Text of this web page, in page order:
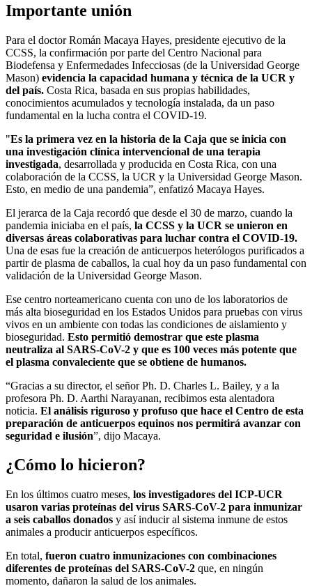
Importante unión
Para el doctor Román Macaya Hayes, presidente ejecutivo de la
CCSS, la confirmación por parte del Centro Nacional para
Biodefensa y Enfermedades Infecciosas (de la Universidad George
Mason) evidencia la capacidad humana y técnica de la UCR y
del país. Costa Rica, basada en sus propias habilidades,
conocimientos acumulados y tecnología instalada, da un paso
fundamental en la lucha contra el COVID-19.
"Es la primera vez en la historia de la Caja que se inicia con
una investigación clínica intervencional de una terapia
investigada, desarrollada y producida en Costa Rica, con una
colaboración de la CCSS, la UCR y la Universidad George Mason.
Esto, en medio de una pandemia”, enfatizó Macaya Hayes.
El jerarca de la Caja recordó que desde el 30 de marzo, cuando la
pandemia iniciaba en el país, la CCSS y la UCR se unieron en
diversas áreas colaborativas para luchar contra el COVID-19.
Una de esas fue la creación de anticuerpos heterólogos purificados a
partir de plasma de caballos, la cual hoy da un paso fundamental con
validación de la Universidad George Mason.
Ese centro norteamericano cuenta con uno de los laboratorios de
más alta bioseguridad en los Estados Unidos para pruebas con virus
vivos en un ambiente con todas las condiciones de aislamiento y
bioseguridad. Esto permitió demostrar que este plasma
neutraliza al SARS-CoV-2 y que es 100 veces más potente que
el plasma convaleciente que se obtiene de humanos.
“Gracias a su director, el señor Ph. D. Charles L. Bailey, y a la
profesora Ph. D. Aarthi Narayanan, recibimos esta alentadora
noticia. El análisis riguroso y profuso que hace el Centro de esta
preparación de anticuerpos equinos nos permitirá avanzar con
seguridad e ilusión”, dijo Macaya.
¿Cómo lo hicieron?
En los últimos cuatro meses, los investigadores del ICP-UCR
usaron varias proteínas del virus SARS-CoV-2 para inmunizar
a seis caballos donados y así inducir al sistema inmune de estos
animales a producir anticuerpos específicos.
En total, fueron cuatro inmunizaciones con combinaciones
diferentes de proteínas del SARS-CoV-2 que, en ningún
momento, dañaron la salud de los animales.